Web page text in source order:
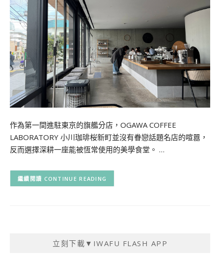
作為第一間進駐東京的旗艦分店，OGAWA COFFEE
LABORATORY 小川珈琲桜新町並沒有眷戀話題名店的喧囂，
反而選擇深耕一座能被恆常使用的美學食堂。 …
CONTINUE READING
立刻下載▼IWAFU FLASH APP